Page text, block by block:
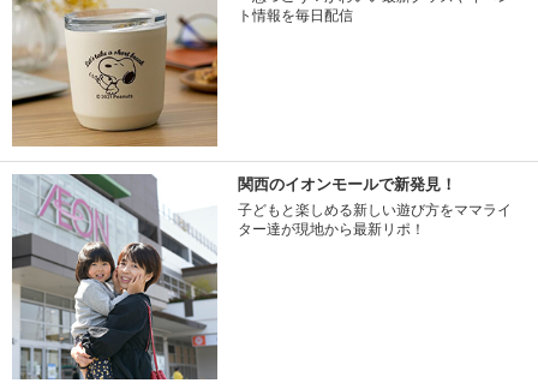
ト情報を毎日配信
関西のイオンモールで新発見！
子どもと楽しめる新しい遊び方をママライ
ター達が現地から最新リポ！